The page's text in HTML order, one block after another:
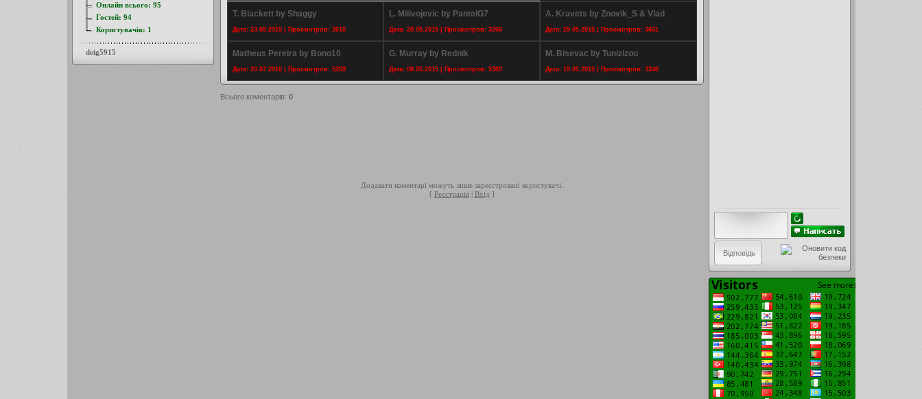
T. Blackett by Shaggy
Дата: 23.05.2015 | Просмотров: 3610
L. Milivojevic by PantelG7
Дата: 20.05.2015 | Просмотров: 3268
A. Kravets by Znovik_S & Vlad
Дата: 29.05.2015 | Просмотров: 3601
Matheus Pereira by Bono10
Дата: 20.07.2016 | Просмотров: 5269
G. Murray by Rednik
Дата: 08.05.2015 | Просмотров: 5369
M. Bisevac by Tunizizou
Дата: 19.05.2015 | Просмотров: 3340
Всього коментарів: 0
Додавати коментарі можуть лише зареєстровані користувачі.
[ Реєстрація| Вхід ]
Онлайн всього: 95
Гостей: 94
Користувачів: 1
deig5915